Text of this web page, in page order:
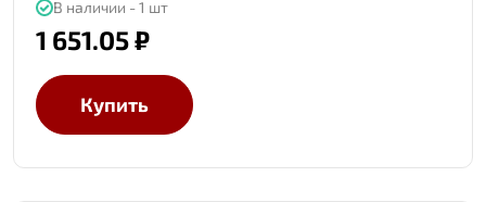
В наличии - 1 шт
1 651.05 ₽
Купить